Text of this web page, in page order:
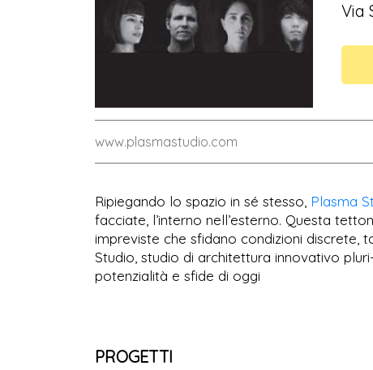
Via
www.plasmastudio.com
Ripiegando lo spazio in sé stesso, Plasma
facciate, l’interno nell’esterno. Questa
impreviste che sfidano condizioni discrete,
Studio, studio di architettura innovativo
potenzialità e sfide di oggi
PROGETTI